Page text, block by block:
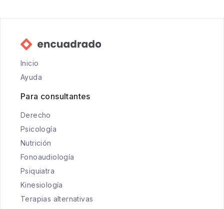
Inicio
Ayuda
Para consultantes
Derecho
Psicología
Nutrición
Fonoaudiología
Psiquiatra
Kinesiología
Terapias alternativas